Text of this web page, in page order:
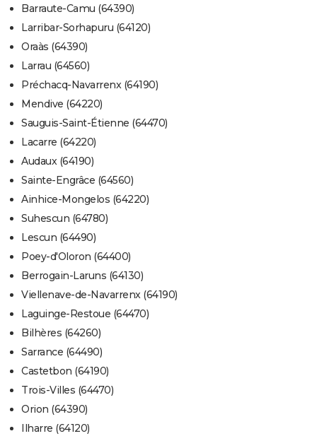
Barraute-Camu (64390)
Larribar-Sorhapuru (64120)
Oraàs (64390)
Larrau (64560)
Préchacq-Navarrenx (64190)
Mendive (64220)
Sauguis-Saint-Étienne (64470)
Lacarre (64220)
Audaux (64190)
Sainte-Engrâce (64560)
Ainhice-Mongelos (64220)
Suhescun (64780)
Lescun (64490)
Poey-d'Oloron (64400)
Berrogain-Laruns (64130)
Viellenave-de-Navarrenx (64190)
Laguinge-Restoue (64470)
Bilhères (64260)
Sarrance (64490)
Castetbon (64190)
Trois-Villes (64470)
Orion (64390)
Ilharre (64120)